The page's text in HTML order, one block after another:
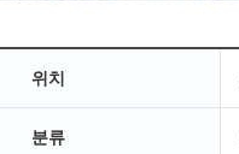
위치
분류